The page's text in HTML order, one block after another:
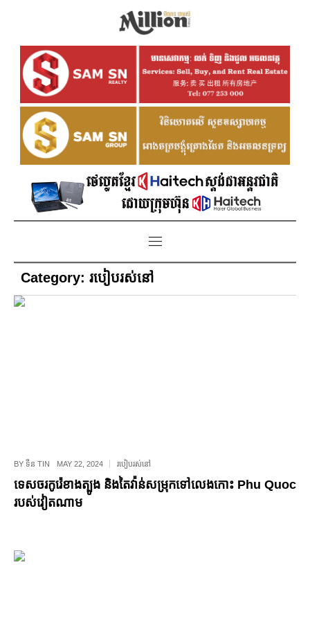
Category: របៀបរស់នៅ
BY ទីន TIN MAY 22, 2024 របៀបរស់នៅ
ទេសចរកូរ៉េខាងត្បូង និងតៃវ៉ាន់សម្រុកទៅលេងកោះ Phu Quoc
របស់វៀតណាម